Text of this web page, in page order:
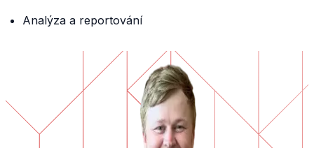
Analýza a reportování